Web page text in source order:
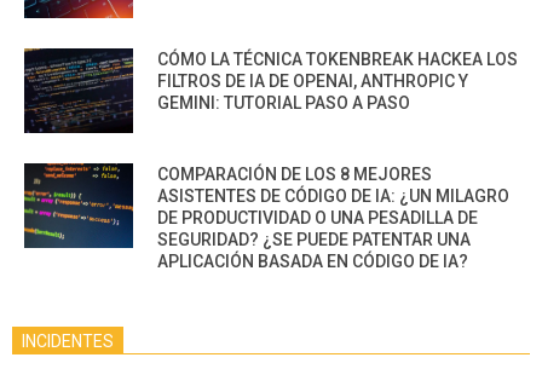
CÓMO LA TÉCNICA TOKENBREAK HACKEA LOS
FILTROS DE IA DE OPENAI, ANTHROPIC Y
GEMINI: TUTORIAL PASO A PASO
COMPARACIÓN DE LOS 8 MEJORES
ASISTENTES DE CÓDIGO DE IA: ¿UN MILAGRO
DE PRODUCTIVIDAD O UNA PESADILLA DE
SEGURIDAD? ¿SE PUEDE PATENTAR UNA
APLICACIÓN BASADA EN CÓDIGO DE IA?
INCIDENTES